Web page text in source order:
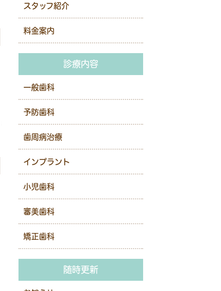
スタッフ紹介
料金案内
診療内容
一般歯科
予防歯科
歯周病治療
インプラント
小児歯科
審美歯科
矯正歯科
随時更新